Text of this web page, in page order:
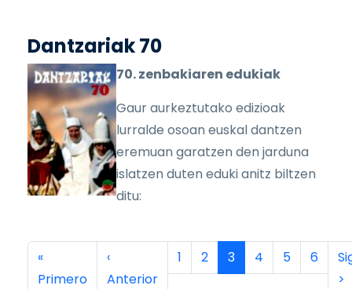
Dantzariak 70
70. zenbakiaren edukiak
Gaur aurkeztutako edizioak
lurralde osoan euskal dantzen
eremuan garatzen den jarduna
islatzen duten eduki anitz biltzen
ditu:
Paginación
Primera página
«
Primero
Página anterior
‹
Anterior
Página
1 Página
2 Página actual
3 Página
4 Página
5 Página
6
>